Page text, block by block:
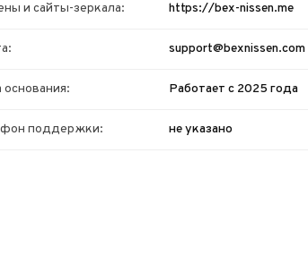
и сайты-зеркала: https://bex-nissen.me
support@bexnissen.com
Работает с 2025 года
поддержки: не указано